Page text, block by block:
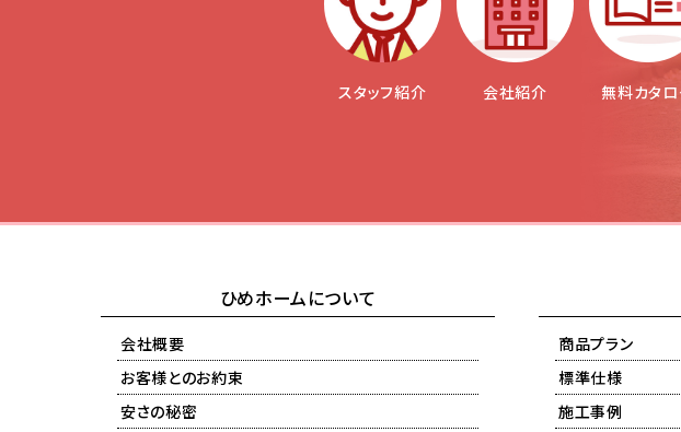
スタッフ紹介 会社紹介 無料カタ
ひめホームについて
会社概要
お客様とのお約束
安さの秘密
商品プラン
標準仕様
施工事例